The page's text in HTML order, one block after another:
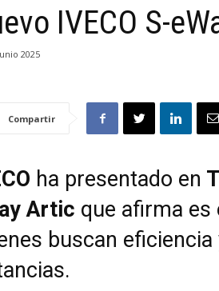
IVECO S-
2025
Compartir
ha presentado en
Artic que afirma es
buscan